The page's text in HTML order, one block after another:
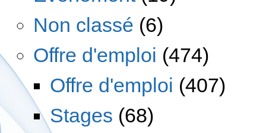
Non classé (6)
Offre d'emploi (474)
Offre d'emploi (407)
Stages (68)